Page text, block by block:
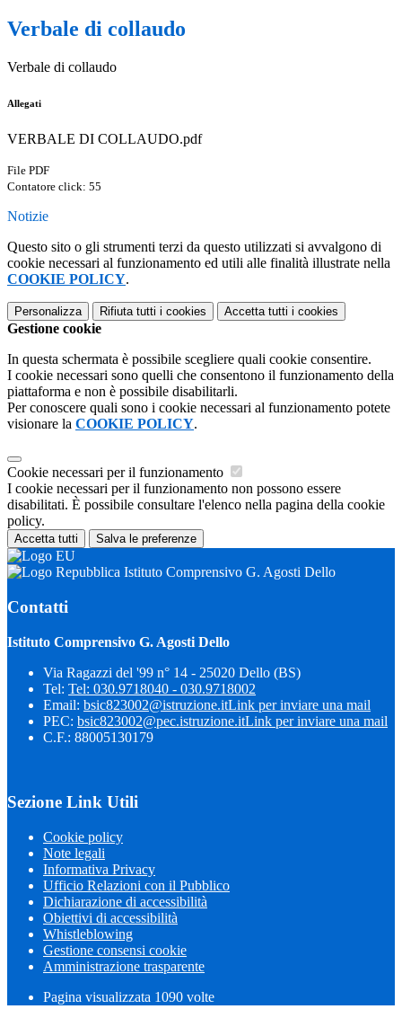
Verbale di collaudo
Verbale di collaudo
Allegati
VERBALE DI COLLAUDO.pdf
File PDF
Contatore click: 55
Notizie
Questo sito o gli strumenti terzi da questo utilizzati si avvalgono di
cookie necessari al funzionamento ed utili alle finalità illustrate nella
COOKIE POLICY.
Personalizza Rifiuta tutti i cookies Accetta tutti i cookies
Gestione cookie
In questa schermata è possibile scegliere quali cookie consentire.
I cookie necessari sono quelli che consentono il funzionamento della
piattaforma e non è possibile disabilitarli.
Per conoscere quali sono i cookie necessari al funzionamento potete
visionare la COOKIE POLICY.
Cookie necessari per il funzionamento
I cookie necessari per il funzionamento non possono essere
disabilitati. È possibile consultare l'elenco nella pagina della cookie
policy.
Accetta tutti Salva le preferenze
Istituto Comprensivo G. Agosti Dello
Contatti
Istituto Comprensivo G. Agosti Dello
Via Ragazzi del '99 n° 14 - 25020 Dello (BS)
Tel: Tel: 030.9718040 - 030.9718002
Email: bsic823002@istruzione.itLink per inviare una mail
PEC: bsic823002@pec.istruzione.itLink per inviare una mail
C.F.: 88005130179
Sezione Link Utili
Cookie policy
Note legali
Informativa Privacy
Ufficio Relazioni con il Pubblico
Dichiarazione di accessibilità
Obiettivi di accessibilità
Whistleblowing
Gestione consensi cookie
Amministrazione trasparente
Pagina visualizzata 1090 volte